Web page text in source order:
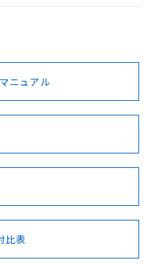
員登録
だく前に、以下を必ずお読
Cd Cr(VI)
BV型式承認
（フランス
KR型式
（韓国
No No
規格認証/適合状況ページへ
ページからご検索ください
ニュアル
比表